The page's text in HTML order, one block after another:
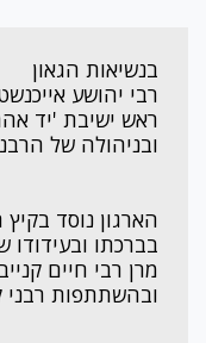
בנשיאות הגאון
רבי יהושע
ראש ישיבת 'יד
ובניהולה של
הארגון נוסד
בברכתו
מרן רבי חיים
ובהשתתפות רבני